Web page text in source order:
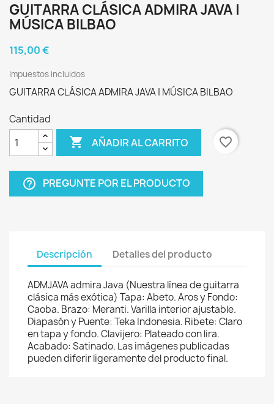
GUITARRA CLÁSICA ADMIRA JAVA |
MÚSICA BILBAO
115,00 €
Impuestos incluidos
GUITARRA CLÁSICA ADMIRA JAVA | MÚSICA BILBAO
Cantidad
 AÑADIR AL CARRITO favorite_border
help_outline PREGUNTE POR EL PRODUCTO
Descripción Detalles del producto
ADMJAVA admira Java (Nuestra línea de guitarra
clásica más exótica) Tapa: Abeto. Aros y Fondo:
Caoba. Brazo: Meranti. Varilla interior ajustable.
Diapasón y Puente: Teka Indonesia. Ribete: Claro
en tapa y fondo. Clavijero: Plateado con lira.
Acabado: Satinado. Las imágenes publicadas
pueden diferir ligeramente del producto final.